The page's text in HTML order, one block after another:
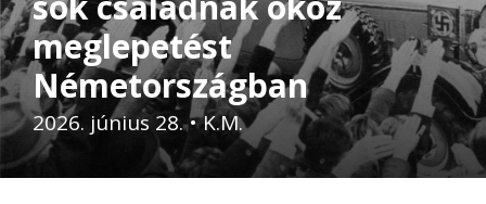
meglepetést
Németországban
2026. június 28.•K.M.